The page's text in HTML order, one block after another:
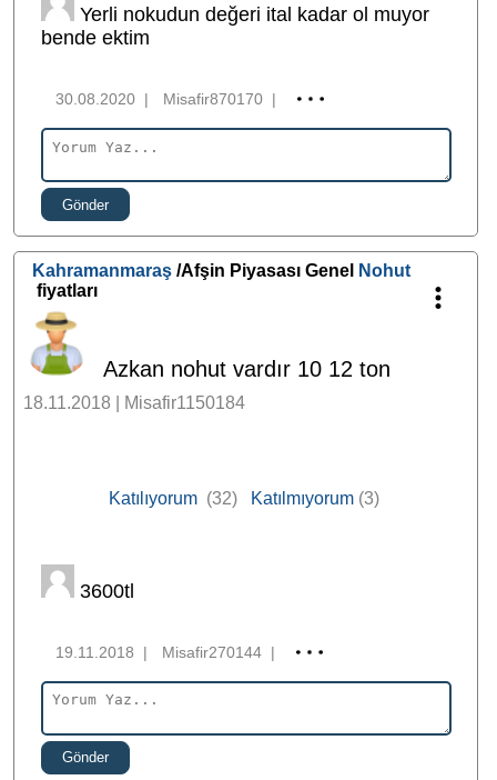
Yerli nokudun değeri ital kadar ol muyor
bende ektim
30.08.2020 | Misafir870170 |
Gönder
Kahramanmaraş /Afşin Piyasası Genel
Nohut
fiyatları
Azkan nohut vardır 10 12 ton
18.11.2018 | Misafir1150184
Katılıyorum(32) Katılmıyorum(3)
3600tl
19.11.2018 | Misafir270144 |
Gönder